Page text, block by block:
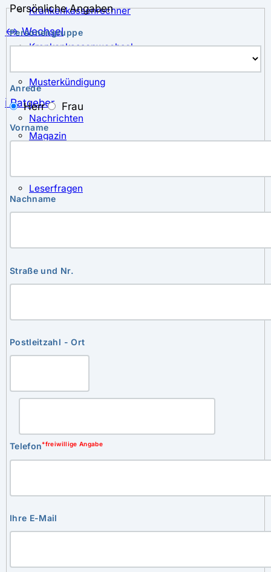
Krankenkassenrechner
↔ Wechsel
Krankenkassenwechsel
Musterkündigung
ℹ Ratgeber
Nachrichten
Magazin
Leserfragen
Persönliche Angaben
Personengruppe
Anrede
Herr Frau
Vorname
Nachname
Straße und Nr.
Postleitzahl - Ort
Telefon*freiwillige Angabe
Ihre E-Mail